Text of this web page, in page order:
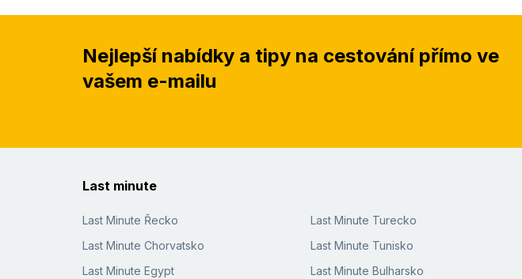
Nejlepší nabídky a tipy na cestování přímo ve
vašem e-mailu
Last minute
Last Minute Řecko
Last Minute Chorvatsko
Last Minute Egypt
Last Minute Turecko
Last Minute Tunisko
Last Minute Bulharsko